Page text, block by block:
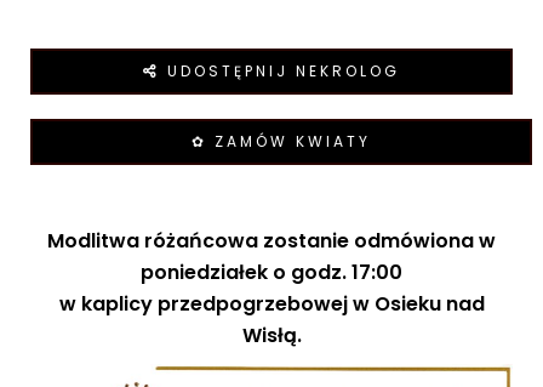
UDOSTĘPNIJ NEKROLOG
✿ ZAMÓW KWIATY
Modlitwa różańcowa zostanie odmówiona w
poniedziałek o godz. 17:00
w kaplicy przedpogrzebowej w Osieku nad
Wisłą.